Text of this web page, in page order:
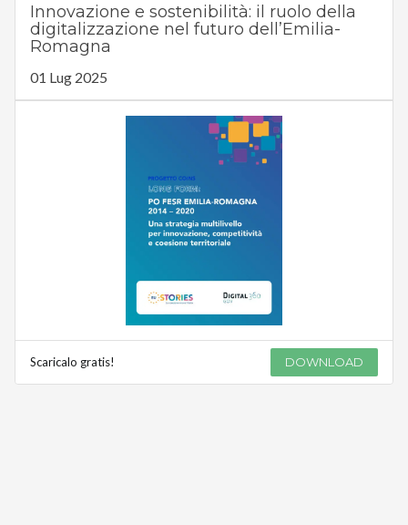
Innovazione e sostenibilità: il ruolo della
digitalizzazione nel futuro dell’Emilia-
Romagna
01 Lug 2025
Scaricalo gratis! DOWNLOAD